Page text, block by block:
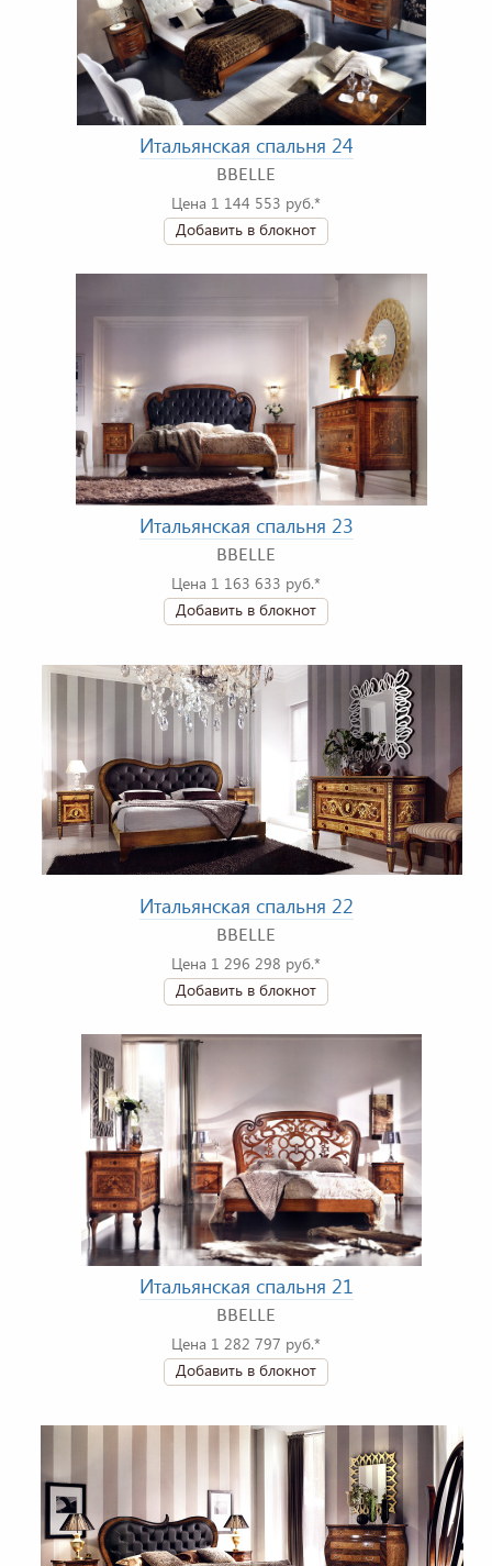
Итальянская спальня 24
BBELLE
Цена 1 144 553 руб.*
Добавить в блокнот
Итальянская спальня 23
BBELLE
Цена 1 163 633 руб.*
Добавить в блокнот
Итальянская спальня 22
BBELLE
Цена 1 296 298 руб.*
Добавить в блокнот
Итальянская спальня 21
BBELLE
Цена 1 282 797 руб.*
Добавить в блокнот